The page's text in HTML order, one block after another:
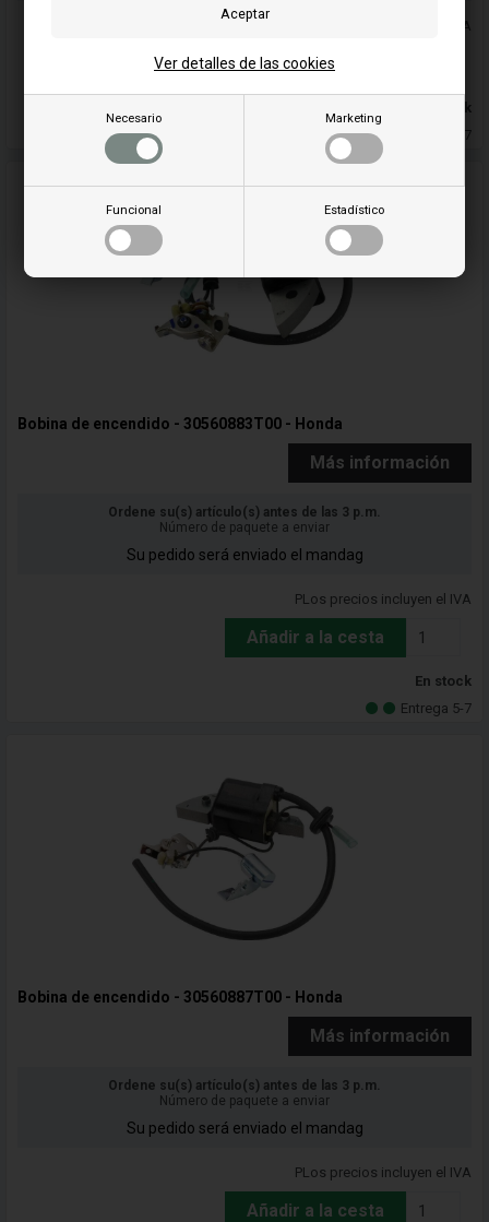
Necesario Marketing
Funcional Estadístico
Ver detalles de las cookies
PLos precios incluyen el IVA
Añadir a la cesta
En stock
Entrega 5-7
Bobina de encendido - 30560883T00 - Honda
Más información
Ordene su(s) artículo(s) antes de las 3 p.m.
Número de paquete a enviar
Su pedido será enviado el mandag
PLos precios incluyen el IVA
Añadir a la cesta
En stock
Entrega 5-7
Bobina de encendido - 30560887T00 - Honda
Más información
Ordene su(s) artículo(s) antes de las 3 p.m.
Número de paquete a enviar
Su pedido será enviado el mandag
PLos precios incluyen el IVA
Añadir a la cesta